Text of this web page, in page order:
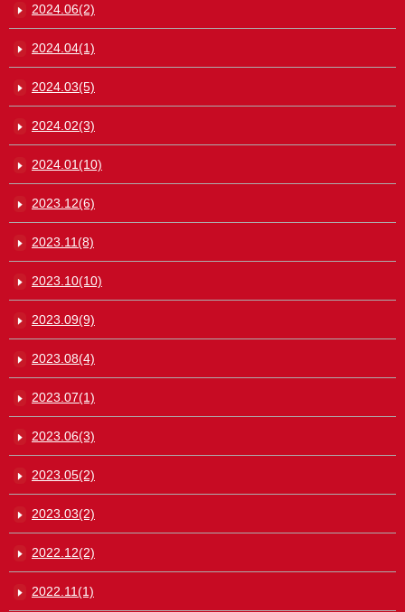
2024.06(2)
2024.04(1)
2024.03(5)
2024.02(3)
2024.01(10)
2023.12(6)
2023.11(8)
2023.10(10)
2023.09(9)
2023.08(4)
2023.07(1)
2023.06(3)
2023.05(2)
2023.03(2)
2022.12(2)
2022.11(1)